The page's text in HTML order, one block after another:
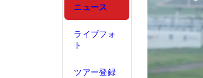
ニュース
ライブフォ
ト
ツアー登録